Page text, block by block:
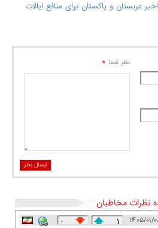
عربستان و پاکستان برای منافع ایالات
نظر شما *
ارسال نظر
نظرات مخاطبان
۱ ۰ ۰۸ ۲۲:۲۷